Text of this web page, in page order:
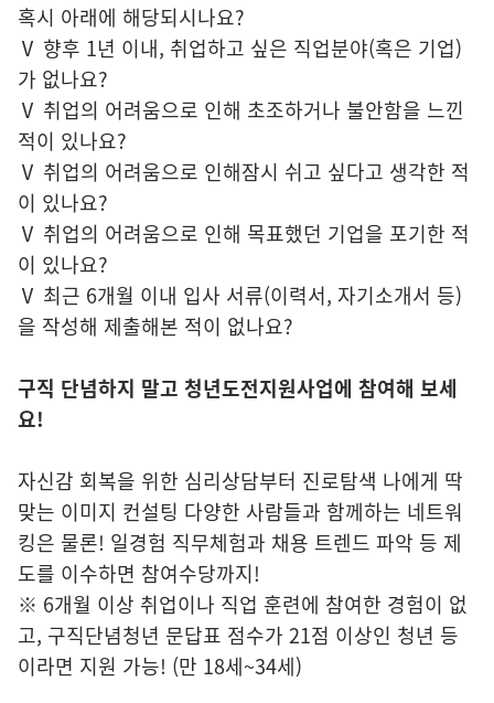
혹시 아래에 해당되시나요?
Ⅴ 향후 1년 이내, 취업하고 싶은 직업분야(혹은 기업)
가 없나요?
Ⅴ 취업의 어려움으로 인해 초조하거나 불안함을 느낀
적이 있나요?
Ⅴ 취업의 어려움으로 인해잠시 쉬고 싶다고 생각한 적
이 있나요?
Ⅴ 취업의 어려움으로 인해 목표했던 기업을 포기한 적
이 있나요?
Ⅴ 최근 6개월 이내 입사 서류(이력서, 자기소개서 등)
을 작성해 제출해본 적이 없나요?
구직 단념하지 말고 청년도전지원사업에 참여해 보세
요!
자신감 회복을 위한 심리상담부터 진로탐색 나에게 딱
맞는 이미지 컨설팅 다양한 사람들과 함께하는 네트워
킹은 물론! 일경험 직무체험과 채용 트렌드 파악 등 제
도를 이수하면 참여수당까지!
※ 6개월 이상 취업이나 직업 훈련에 참여한 경험이 없
고, 구직단념청년 문답표 점수가 21점 이상인 청년 등
이라면 지원 가능! (만 18세~34세)